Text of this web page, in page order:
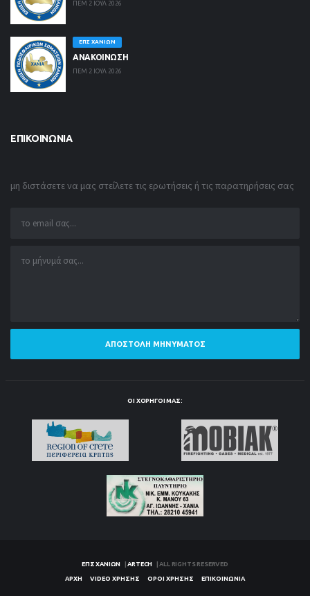
ΠΕΜ 2 ΙΟΥΛ 2026
ΕΠΣ ΧΑΝΊΩΝ
ΑΝΑΚΟΙΝΩΣΗ
ΠΕΜ 2 ΙΟΥΛ 2026
ΕΠΙΚΟΙΝΩΝΊΑ
μη διστάσετε να μας στείλετε τις ερωτήσεις ή τις παρατηρήσεις σας
ΑΠΟΣΤΟΛΉ ΜΗΝΎΜΑΤΟΣ
ΟΙ ΧΟΡΗΓΟΊ ΜΑΣ:
ΕΠΣ ΧΑΝΊΩΝ |ARTECH | ALL RIGHTS RESERVED
ΑΡΧΉ VIDEO ΧΡΉΣΗΣ ΌΡΟΙ ΧΡΉΣΗΣ ΕΠΙΚΟΙΝΩΝΊΑ